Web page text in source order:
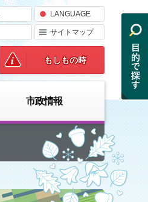
LANGUAGE
サイトマップ
もしもの時
市政情報